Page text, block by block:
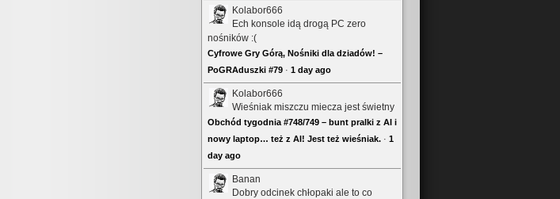
Kolabor666
Ech konsole idą drogą PC zero
nośników :(
Cyfrowe Gry Górą, Nośniki dla dziadów! –
PoGRAduszki #79 · 1 day ago
Kolabor666
Wieśniak miszczu miecza jest świetny
Obchód tygodnia #748/749 – bunt pralki z AI i
nowy laptop… też z AI! Jest też wieśniak. · 1
day ago
Banan
Dobry odcinek chłopaki ale to co